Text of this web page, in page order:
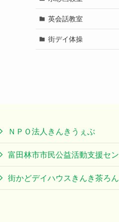
英会話教室
街デイ体操
ＮＰＯ法人きんきうぇぶ
富田林市市民公益活動支援セ
街かどデイハウスきんき茶ろん